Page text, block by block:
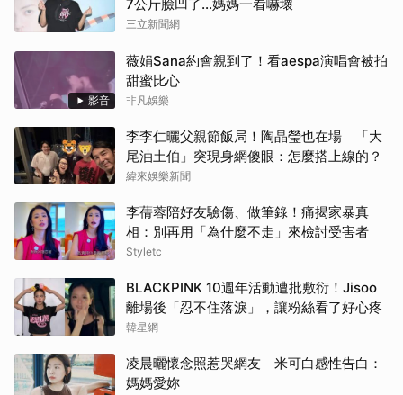
7公斤臉凹了…媽媽一看嚇壞
三立新聞網
影音
薇娟Sana約會親到了！看aespa演唱會被拍
甜蜜比心
非凡娛樂
李李仁曬父親節飯局！陶晶瑩也在場 「大
尾油土伯」突現身網傻眼：怎麼搭上線的？
緯來娛樂新聞
李蒨蓉陪好友驗傷、做筆錄！痛揭家暴真
相：別再用「為什麼不走」來檢討受害者
Styletc
BLACKPINK 10週年活動遭批敷衍！Jisoo
離場後「忍不住落淚」，讓粉絲看了好心疼
韓星網
凌晨曬懷念照惹哭網友 米可白感性告白：
媽媽愛妳